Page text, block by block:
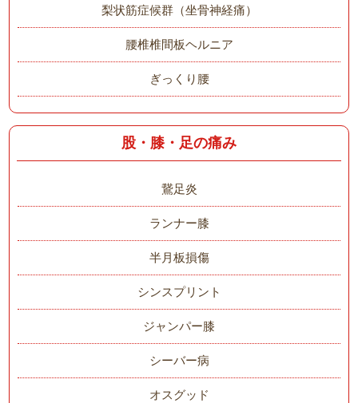
梨状筋症候群（坐骨神経痛）
腰椎椎間板ヘルニア
ぎっくり腰
股・膝・足の痛み
鵞足炎
ランナー膝
半月板損傷
シンスプリント
ジャンパー膝
シーバー病
オスグッド